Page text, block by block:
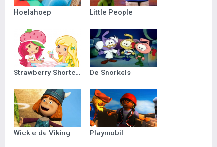
Hoelahoep Little People
Strawberry Shortcake De Snorkels
Wickie de Viking Playmobil